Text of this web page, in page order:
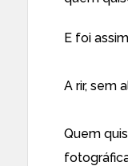
E foi
A rir, sem
Quem